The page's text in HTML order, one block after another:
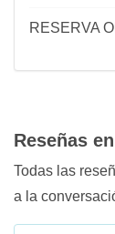
RESERVA
Reseñas
Todas las
a la